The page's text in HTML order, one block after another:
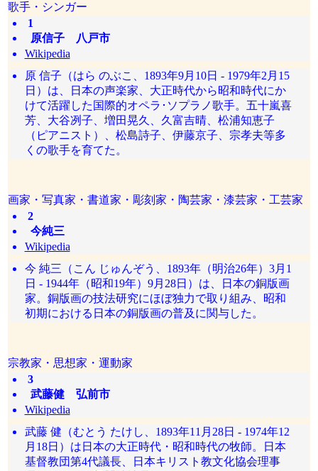
歌手・シンガー
1
原信子 八戸市
Wikipedia
原 信子（はら のぶこ、1893年9月10日 - 1979年2月15
日）は、日本の声楽家、大正時代から昭和時代にか
けて活躍した国際的オペラ･ソプラノ歌手。五十嵐喜
芳、大谷冽子、増田晃久、久富吉晴、松浦知恵子
（ピアニスト）、松島詩子、伊藤京子、宗孝夫等多
くの歌手を育てた。
画家・写真家・書道家・彫刻家・陶芸家・漆芸家・工芸家
2
今純三
Wikipedia
今 純三（こん じゅんぞう、1893年（明治26年）3月1
日 - 1944年（昭和19年）9月28日）は、日本の銅版画
家。銅版画の技法研究にほぼ独力で取り組み、昭和
初期における日本の銅版画の普及に関与した。
宗教家・思想家・運動家
3
武藤健 弘前市
Wikipedia
武藤 健（むとう たけし、1893年11月28日 - 1974年12
月18日）は日本の大正時代・昭和時代の牧師。日本
基督教団第4代議長、日本キリスト教文化協会理事